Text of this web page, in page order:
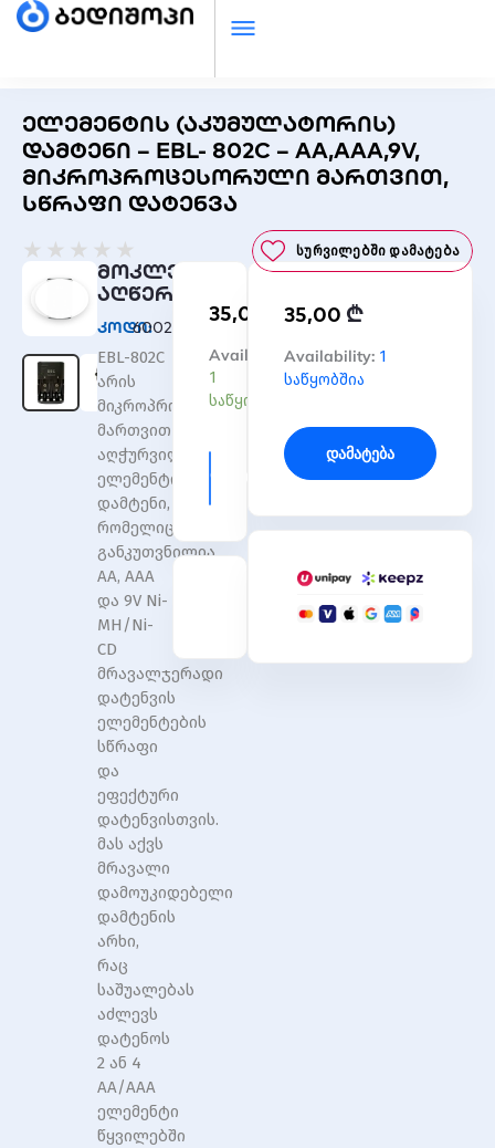
ელემენტის (აკუმულატორის)
დამტენი – EBL- 802C – AA,AAA,9V,
მიკროპროცესორული მართვით,
სწრაფი დატენვა
★ ★ ★ ★ ★
0
out
5
Სურვილებში Დამატება
მოკლე
აღწერა
კოდი:60027/1
EBL-802C
არის
მიკროპროცესორული
მართვით
აღჭურვილი
ელემენტის
დამტენი,
რომელიც
განკუთვნილია
AA, AAA
და 9V Ni-
MH/Ni-
CD
მრავალჯერადი
დატენვის
ელემენტების
სწრაფი
და
ეფექტური
დატენვისთვის.
მას აქვს
მრავალი
დამოუკიდებელი
დამტენის
არხი,
რაც
საშუალებას
აძლევს
დატენოს
2 ან 4
AA/AAA
ელემენტი
წყვილებში
35,00 ₾
Availability:
1
საწყობშია
რაოდენობა:
ელემენტის
(აკუმულატორის)
-
AA,AAA,9V,
მიკროპროცესორული
Დამატება
35,00 ₾
Availability: 1
საწყობშია
რაოდენობა:
ელემენტის
-
EBL-
AA,AAA,9V,
მართვით,
დატენვა
Დამატება